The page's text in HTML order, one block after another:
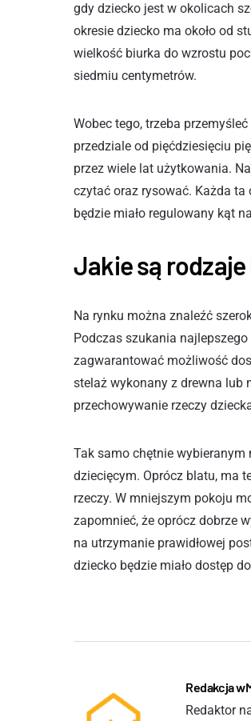
gdy dziecko jest w okolicach
okresie dziecko ma około od
wielkość biurka do wzrostu
siedmiu centymetrów.
Wobec tego, trzeba
przedziale od pięćdziesięciu
przez wiele lat użytkowania.
czytać oraz rysować. Każda
będzie miało regulowany kąt
Jakie są
Na rynku można znaleźć
Podczas szukania
zagwarantować możliwość
stelaż wykonany z drewna lub
przechowywanie rzeczy
Tak samo chętnie wybieranym
dziecięcym. Oprócz blatu, ma
rzeczy. W mniejszym pokoju
zapomnieć, że oprócz dobrze
na utrzymanie prawidłowej
dziecko będzie miało dostęp
Redakcja
Redaktor